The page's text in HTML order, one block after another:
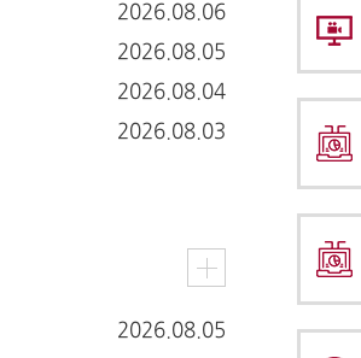
2026.08.06
2026.08.05
2026.08.04
2026.08.03
2026.08.05